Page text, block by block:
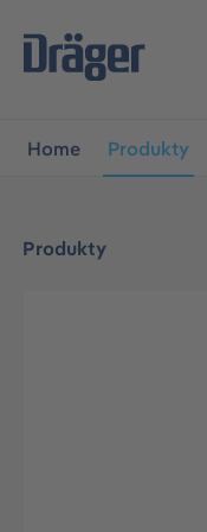
do głównej nawigacji
Home Produkty
Produkty